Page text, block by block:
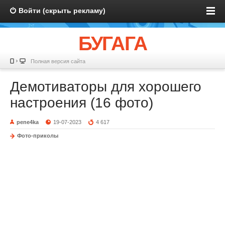
Войти (скрыть рекламу)
БУГАГА
Полная версия сайта
Демотиваторы для хорошего
настроения (16 фото)
pene4ka 19-07-2023 4 617
Фото-приколы